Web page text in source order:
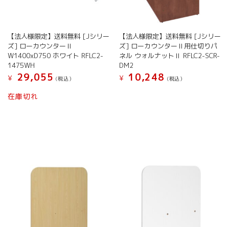
【法人様限定】送料無料 [Jシリー
ズ] ローカウンターⅡ
W1400xD750 ホワイト RFLC2-
1475WH
¥
29,055 (税込）
在庫切れ
【法人様限定】送料無料 [Jシリー
ズ] ローカウンターⅡ用仕切りパ
ネル ウォルナットⅡ RFLC2-SCR-
DM2
¥
10,248 (税込）